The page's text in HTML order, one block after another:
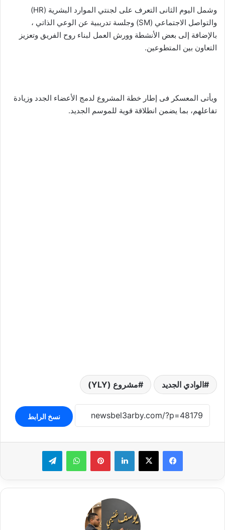
وشمل اليوم الثانى التعرف على لجنتي الموارد البشرية (HR)
والتواصل الاجتماعي (SM) وجلسة تدريبية عن الوعي الذاتي ،
بالإضافة إلى بعض الأنشطة وورش العمل لبناء روح الفريق وتعزيز
التعاون بين المتطوعين.
ويأتى المعسكر فى إطار خطة المشروع لدمج الأعضاء الجدد وزيادة
تفاعلهم، بما يضمن انطلاقة قوية للموسم الجديد.
الوادي الجديد مشروع (YLY)
نسخ الرابط
لينكدإن بينتيريستواتساب تيلقرام